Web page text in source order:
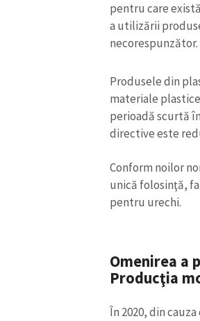
pentru care
a utilizării
necorespunzător.
Produsele din
materiale
perioadă scurtă
directive este
Conform noilor
unică folosinţă,
pentru urechi.
Omenirea a
Producţia
În 2020, din